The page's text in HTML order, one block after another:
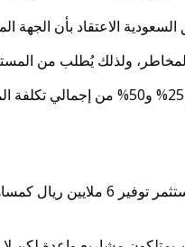
السعودية الاعتقاد بأن
ولذلك يُطلب من
وفي كثير من الحالات تتراوح